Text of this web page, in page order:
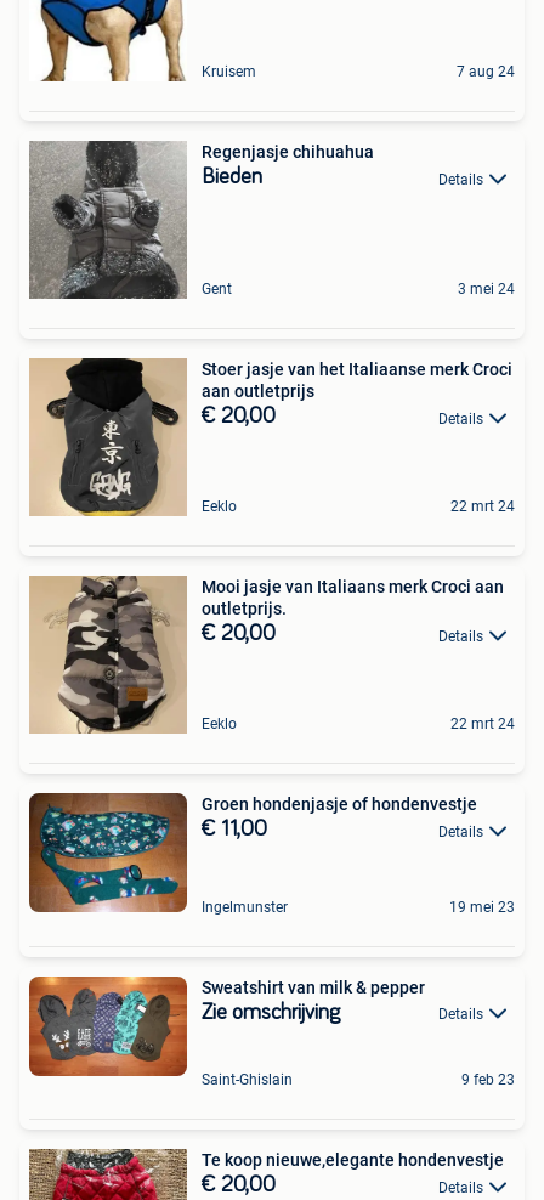
Kruisem 7 aug 24
Regenjasje chihuahua
Bieden Details
Gent 3 mei 24
Stoer jasje van het Italiaanse merk Croci
aan outletprijs
€ 20,00 Details
Eeklo 22 mrt 24
Mooi jasje van Italiaans merk Croci aan
outletprijs.
€ 20,00 Details
Eeklo 22 mrt 24
Groen hondenjasje of hondenvestje
€ 11,00 Details
Ingelmunster 19 mei 23
Sweatshirt van milk & pepper
Zie omschrijving Details
Saint-Ghislain 9 feb 23
Te koop nieuwe,elegante hondenvestje
€ 20,00 Details